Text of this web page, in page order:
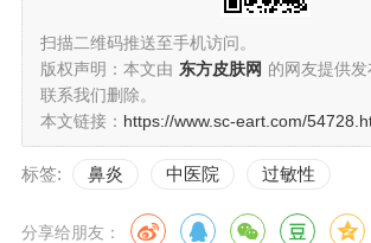
扫描二维码推送至手机访问。
版权声明：本文由 东方皮肤网 的网友提供
联系我们删除。
本文链接： https://www.sc-eart.com/
标签: 鼻炎 中医院 过敏性
分享给朋友：